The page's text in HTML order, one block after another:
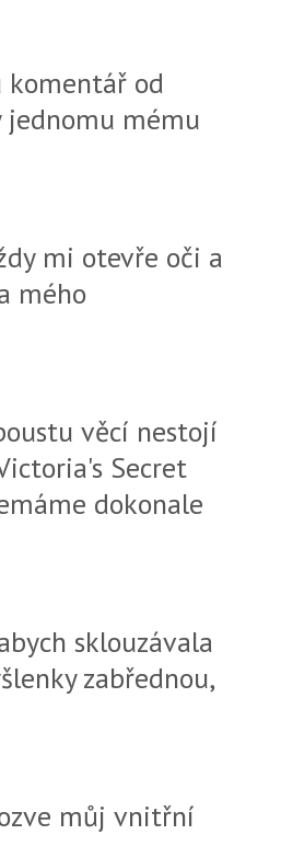
komentář od
jednomu mému
mi otevře oči a
mého
věcí nestojí
Secret
dokonale
sklouzávala
zabřednou,
můj vnitřní